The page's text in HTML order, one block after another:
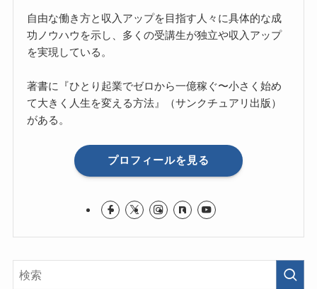
自由な働き方と収入アップを目指す人々に具体的な成
功ノウハウを示し、多くの受講生が独立や収入アップ
を実現している。
著書に『ひとり起業でゼロから一億稼ぐ〜小さく始め
て大きく人生を変える方法』（サンクチュアリ出版）
がある。
プロフィールを見る